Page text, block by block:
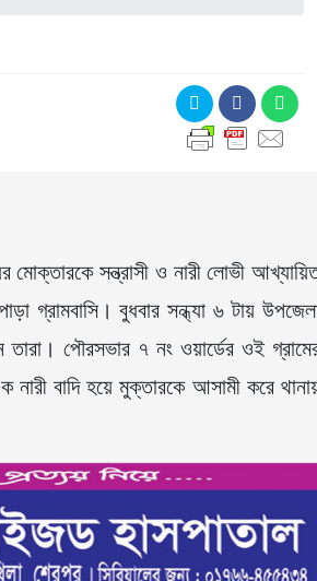
মোক্তারকে সন্ত্রাসী ও নারী লোভী
গ্রামবাসি। বুধবার সন্ধ্যা ৬ টায়
তারা। পৌরসভার ৭ নং ওয়ার্ডের ওই
বাদি হয়ে মুক্তারকে আসামী করে